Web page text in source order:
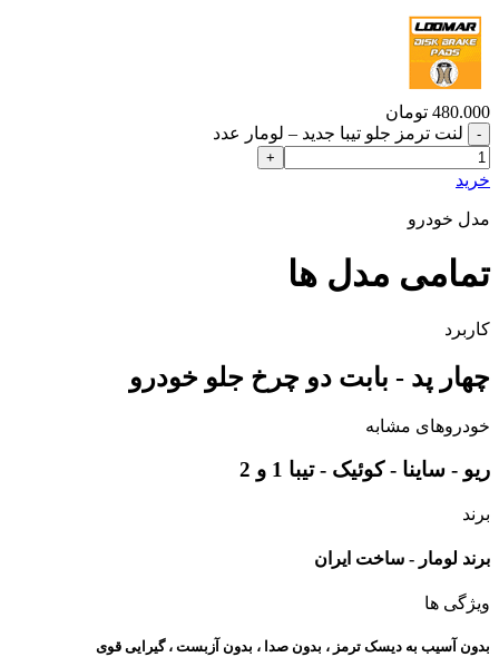
480.000 تومان
لنت ترمز جلو تیبا جدید – لومار عدد
خرید
مدل خودرو
تمامی مدل ها
کاربرد
چهار پد - بابت دو چرخ جلو خودرو
خودروهای مشابه
ریو - ساینا - کوئیک - تیبا 1 و 2
برند
برند لومار - ساخت ایران
ویژگی ها
بدون آسیب به دیسک ترمز ، بدون صدا ، بدون آزبست ، گیرایی قوی​